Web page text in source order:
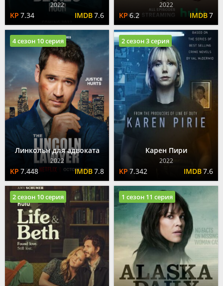
2022
7.34 7.6
2022
6.2 7
Линкольн для адвоката
2022
7.448 7.8
4 сезон 10 серия
Карен Пири
2022
7.342 7.6
2 сезон 3 серия
2 сезон 10 серия 1 сезон 11 серия